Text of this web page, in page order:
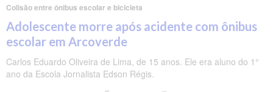
Colisão entre ônibus escolar e bicicleta
Adolescente morre após acidente com ônibus
escolar em Arcoverde
Carlos Eduardo Oliveira de Lima, de 15 anos. Ele era aluno do 1°
ano da Escola Jornalista Edson Régis.